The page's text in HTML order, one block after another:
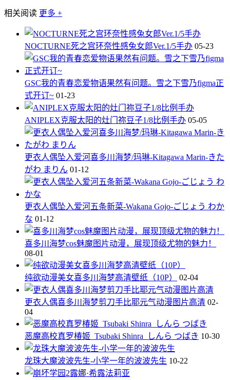
相关阅读 更多 +
NOCTURNE死之宫环奈性感兔女郎Ver.1/5手办 05-23
GSC我的青春恋爱物语果然有问题。雪之下雪乃figma正
式开订~ 01-23
ANIPLEX克服太阳的灶门祢豆子1/8比例手办 05-05
更衣人偶坠入爱河喜多川海梦/玛琳-Kitagawa Marin-きた
がわ まりん 01-12
更衣人偶坠入爱河五条新菜-Wakana Gojo-ごじょう わか
な 01-12
喜多川海梦cos魅魔图片动漫，展现顶级尤物的魅力！
08-01
纯欲动漫美女喜多川海梦高清壁纸（10P） 02-04
更衣人偶喜多川海梦剪刀手比耶元气动漫图片高清 02-
04
恶魔高校真罗椿姬_Tsubaki Shinra_しんら つばき 10-30
龙珠大魔波波先生-小学一年的波波先生 10-22